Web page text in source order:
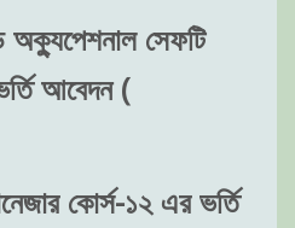
অক্যুপেশনাল সেফটি
আবেদন (
কোর্স-১২ এর ভর্তি